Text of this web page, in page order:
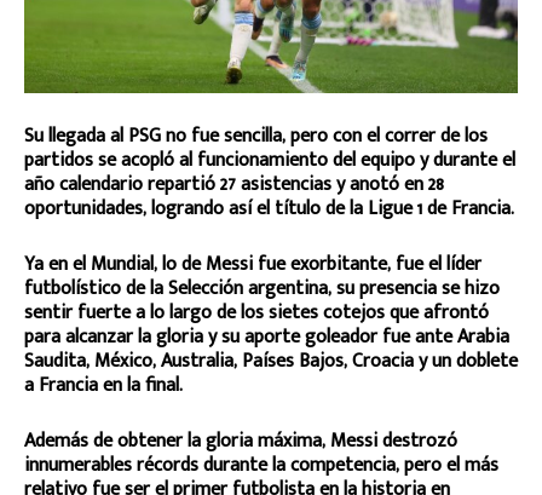
Su llegada al PSG no fue sencilla, pero con el correr de los
partidos se acopló al funcionamiento del equipo y durante el
año calendario repartió 27 asistencias y anotó en 28
oportunidades, logrando así el título de la Ligue 1 de Francia.
Ya en el Mundial, lo de Messi fue exorbitante, fue el líder
futbolístico de la Selección argentina, su presencia se hizo
sentir fuerte a lo largo de los sietes cotejos que afrontó
para alcanzar la gloria y su aporte goleador fue ante Arabia
Saudita, México, Australia, Países Bajos, Croacia y un doblete
a Francia en la final.
Además de obtener la gloria máxima, Messi destrozó
innumerables récords durante la competencia, pero el más